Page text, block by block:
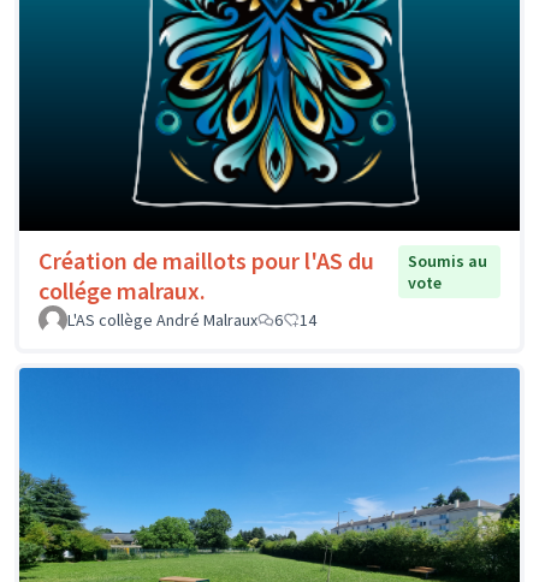
Création de maillots pour l'AS du
collége malraux.
Soumis au
vote
L'AS collège André Malraux
6 14